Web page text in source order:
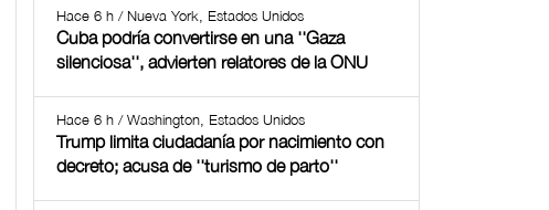
Hace 6 h / Nueva York, Estados Unidos
Cuba podría convertirse en una ''Gaza
silenciosa'', advierten relatores de la ONU
Hace 6 h / Washington, Estados Unidos
Trump limita ciudadanía por nacimiento con
decreto; acusa de ''turismo de parto''